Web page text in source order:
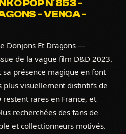
POP N°853 -
- VENCA -
Donjons Et Dragons —
de la vague film D&D 2023.
présence magique en font
plus visuellement distintifs de
restent rares en France, et
recherchées des fans de
et collectionneurs motivés.